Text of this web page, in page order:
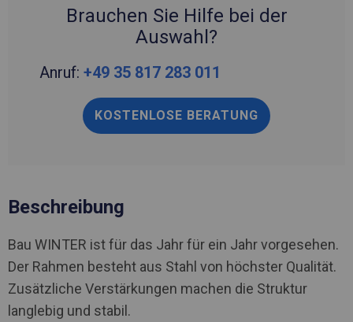
Brauchen Sie Hilfe bei der
Auswahl?
Anruf: +49 35 817 283 011
KOSTENLOSE BERATUNG
Beschreibung
Bau WINTER ist für das Jahr für ein Jahr vorgesehen.
Der Rahmen besteht aus Stahl von höchster Qualität.
Zusätzliche Verstärkungen machen die Struktur
langlebig und stabil.